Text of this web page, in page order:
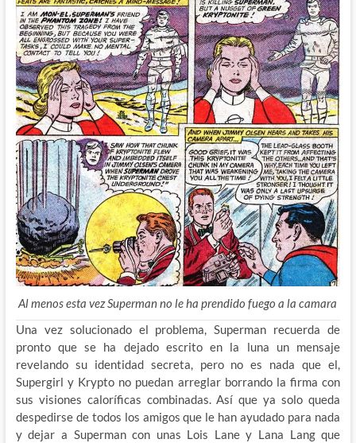
Al menos esta vez Superman no le ha prendido fuego a la camara
Una vez solucionado el problema, Superman recuerda de
pronto que se ha dejado escrito en la luna un mensaje
revelando su identidad secreta, pero no es nada que el,
Supergirl y Krypto no puedan arreglar borrando la firma con
sus visiones caloríficas combinadas. Así que ya solo queda
despedirse de todos los amigos que le han ayudado para nada
y dejar a Superman con unas Lois Lane y Lana Lang que